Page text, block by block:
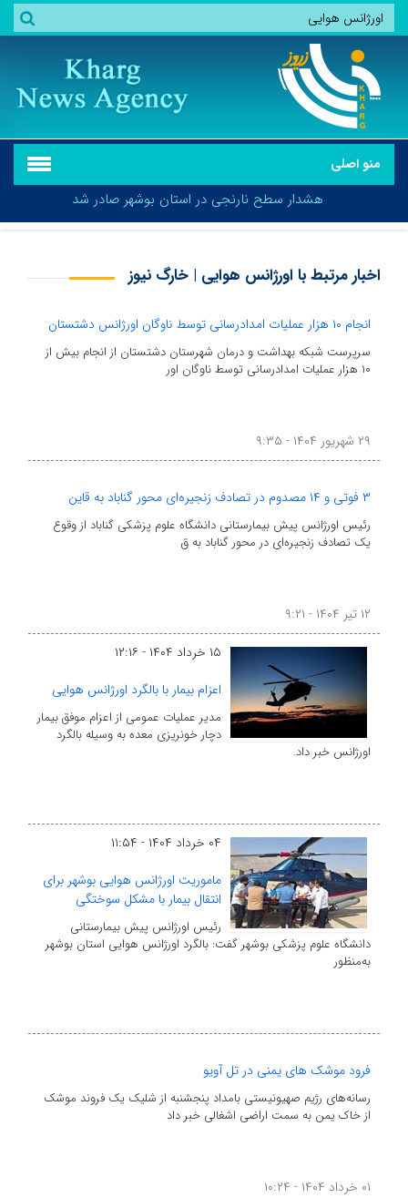
منو اصلی
هشدار سطح نارنجی در استان بوشهر صادر شد
هشدار سطح نارنجی در استان بوشهر صادر شد
اخبار مرتبط با اورژانس هوایی | خارگ نیوز
انجام ۱۰ هزار عملیات امدادرسانی توسط ناوگان اورژانس دشتستان
سرپرست شبکه بهداشت و درمان شهرستان دشتستان از انجام بیش از
۱۰ هزار عملیات امدادرسانی توسط ناوگان اور
۲۹ شهریور ۱۴۰۴ - ۹:۳۵
۳ فوتی و ۱۴ مصدوم در تصادف زنجیره‌ای محور گناباد به قاین
رئیس اورژانس پیش بیمارستانی دانشگاه علوم پزشکی گناباد از وقوع
یک تصادف زنجیره‌ای در محور گناباد به ق
۱۲ تیر ۱۴۰۴ - ۹:۲۱
۱۵ خرداد ۱۴۰۴ - ۱۲:۱۶
اعزام بیمار با بالگرد اورژانس هوایی
مدیر عملیات عمومی از اعزام موفق بیمار
دچار خونریزی معده به وسیله بالگرد
اورژانس خبر داد.
۰۴ خرداد ۱۴۰۴ - ۱۱:۵۴
ماموریت اورژانس هوایی بوشهر برای
انتقال بیمار با مشکل سوختگی
رئیس اورژانس پیش بیمارستانی
دانشگاه علوم پزشکی بوشهر گفت: بالگرد اورژانس هوایی استان بوشهر
به‌منظور
فرود موشک های یمنی در تل آویو
رسانه‌های رژیم صهیونیستی بامداد پنجشنبه از شلیک یک فروند موشک
از خاک یمن به سمت اراضی اشغالی خبر داد
۰۱ خرداد ۱۴۰۴ - ۱۰:۲۴